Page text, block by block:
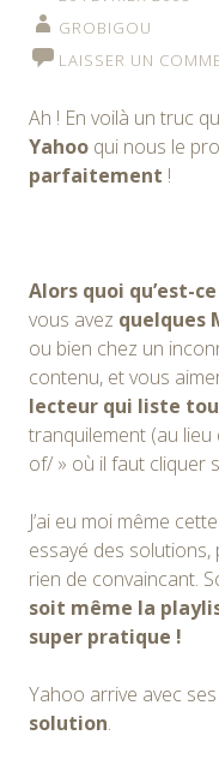
GROBIGOU
LAISSER UN
Ah ! En voilà un truc
Yahoo qui nous le
parfaitement !
Alors quoi qu’est-ce
vous avez quelques
ou bien chez un
contenu, et vous
lecteur qui liste
tranquilement (au lieu
of/ » où il faut cliquer
J’ai eu moi même
essayé des
rien de convaincant.
soit même la
super pratique !
Yahoo arrive avec
solution.